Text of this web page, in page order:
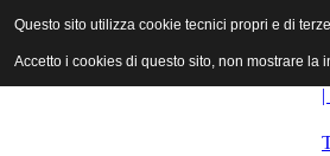
ANICA | Associazione Nazionale
|
Questo sito utilizza cookie tecnici propri e di
Accetto i cookies di questo sito, non mostrare la
Questo sito utilizza cookie tecnici propri e di
Accetto i cookies di questo sito, non mostrare la